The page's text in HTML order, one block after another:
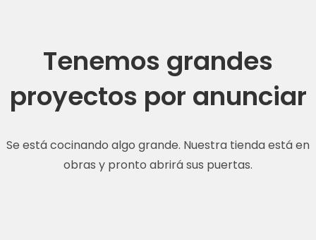
Tenemos grandes
proyectos por anunciar
Se está cocinando algo grande. Nuestra tienda está en
obras y pronto abrirá sus puertas.